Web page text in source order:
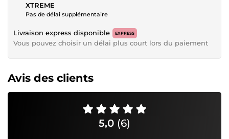
XTREME
Pas de délai supplémentaire
Livraison express disponible EXPRESS
Vous pouvez choisir un délai plus court lors du paiement
Avis des clients
5,0 (6)